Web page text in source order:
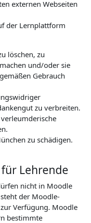
externen Webseiten
der Lernplattform
löschen, zu
und/oder sie
Gebrauch
zu verbreiten.
zu schädigen.
Lehrende
nicht in Moodle
der Moodle-
Verfügung. Moodle
bestimmte